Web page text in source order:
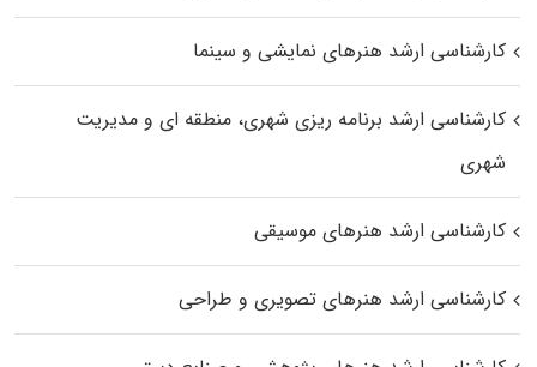
کارشناسی ارشد هنرهای نمایشی و سینما
کارشناسی ارشد برنامه ریزی شهری، منطقه‌ ای و مدیریت
شهری
کارشناسی ارشد هنرهای موسیقی
کارشناسی ارشد هنرهای تصویری و طراحی